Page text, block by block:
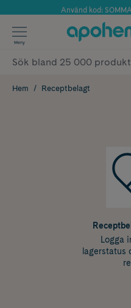
Årets Butik
Använd kod:
✓
✓ Poäng
Meny
Hem Receptbelagt
Logga
lagerstatus